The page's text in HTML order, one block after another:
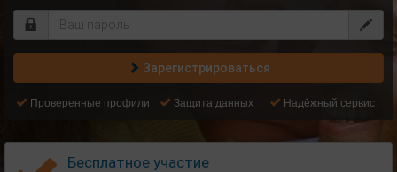
Зарегистрироваться
Проверенные профили Защита данных Надёжный сервис
Бесплатное участие